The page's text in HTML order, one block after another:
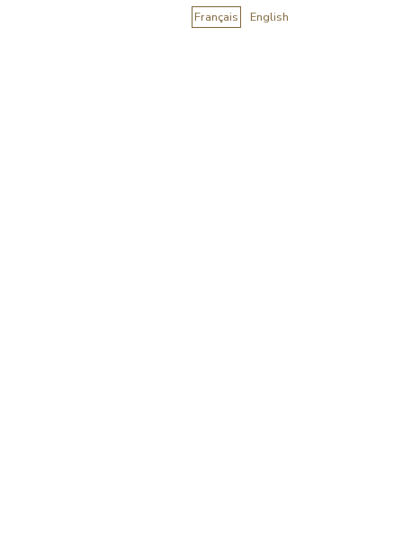
Français English